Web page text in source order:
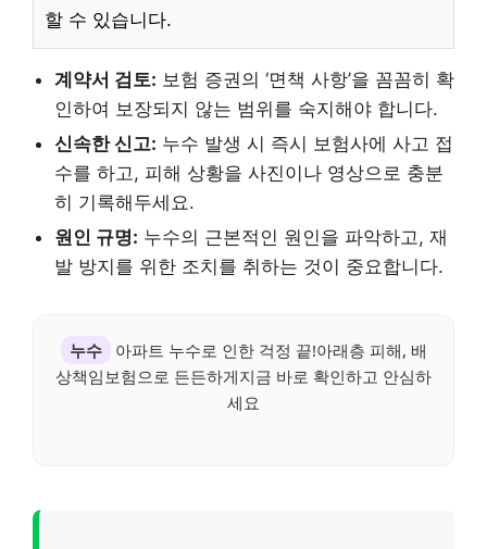
할 수 있습니다.
계약서 검토: 보험 증권의 ‘면책 사항’을 꼼꼼히 확
인하여 보장되지 않는 범위를 숙지해야 합니다.
신속한 신고: 누수 발생 시 즉시 보험사에 사고 접
수를 하고, 피해 상황을 사진이나 영상으로 충분
히 기록해두세요.
원인 규명: 누수의 근본적인 원인을 파악하고, 재
발 방지를 위한 조치를 취하는 것이 중요합니다.
누수
아파트 누수로 인한 걱정 끝!아래층 피해, 배
상책임보험으로 든든하게지금 바로 확인하고 안심하
세요